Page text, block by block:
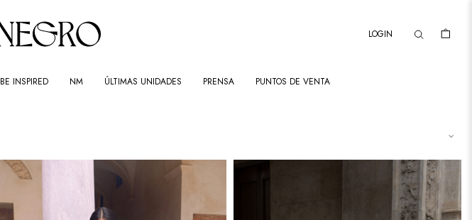
LOGIN
BE INSPIRED NM ÚLTIMAS UNIDADES PRENSA PUNTOS DE VENTA